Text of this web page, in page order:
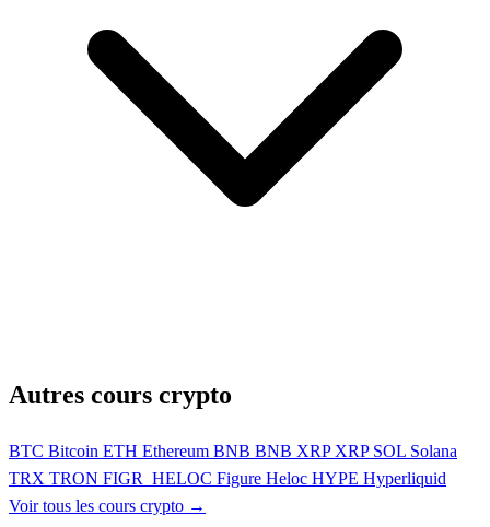
Autres cours crypto
BTC Bitcoin ETH Ethereum BNB BNB XRP XRP SOL Solana
TRX TRON FIGR_HELOC Figure Heloc HYPE Hyperliquid
Voir tous les cours crypto →